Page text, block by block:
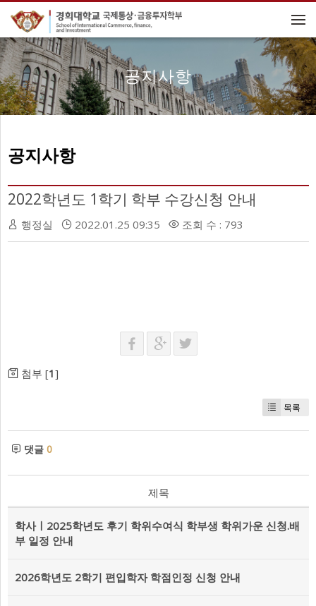
메뉴 건너뛰기
공지사항
공지사항
2022학년도 1학기 학부 수강신청 안내
행정실 2022.01.25 09:35 조회 수 : 793
첨부 [1]
목록
댓글 0
제목
학사ㅣ2025학년도 후기 학위수여식 학부생 학위가운 신청.배
부 일정 안내
2026학년도 2학기 편입학자 학점인정 신청 안내